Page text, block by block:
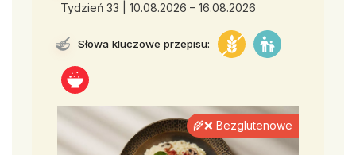
Tydzień 33 | 10.08.2026 – 16.08.2026
Słowa kluczowe przepisu:
🌾❌ Bezglutenowe